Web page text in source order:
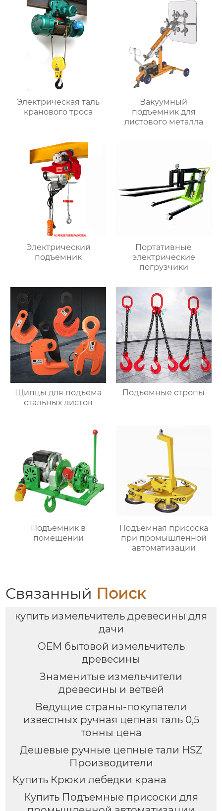
Электрическая таль
кранового троса
Вакуумный
подъемник для
листового металла
Электрический
подъемник
Портативные
электрические
погрузчики
Щипцы для подъема
стальных листов
Подъемные стропы
Подъемник в
помещении
Подъемная присоска
при промышленной
автоматизации
Связанный Поиск
купить измельчитель древесины для
дачи
OEM бытовой измельчитель
древесины
Знаменитые измельчители
древесины и ветвей
Ведущие страны-покупатели
известных ручная цепная таль 0,5
тонны цена
Дешевые ручные цепные тали HSZ
Производители
Купить Крюки лебедки крана
Купить Подъемные присоски для